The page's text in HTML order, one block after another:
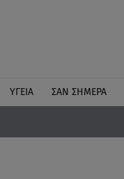
ΥΓΕΙΑ ΣΑΝ ΣΗΜΕΡΑ